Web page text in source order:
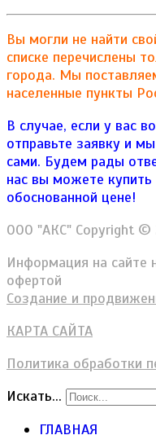
Вы могли не найти
списке перечислены
города. Мы
населенные пункты
В случае, если у вас
отправьте заявку и
сами. Будем рады
нас вы можете
обоснованной цене!
ООО "АКС" Copyright
Информация на сайте
офертой
Создание и
КАРТА САЙТА
Политика обработки
Искать...
ГЛАВНАЯ